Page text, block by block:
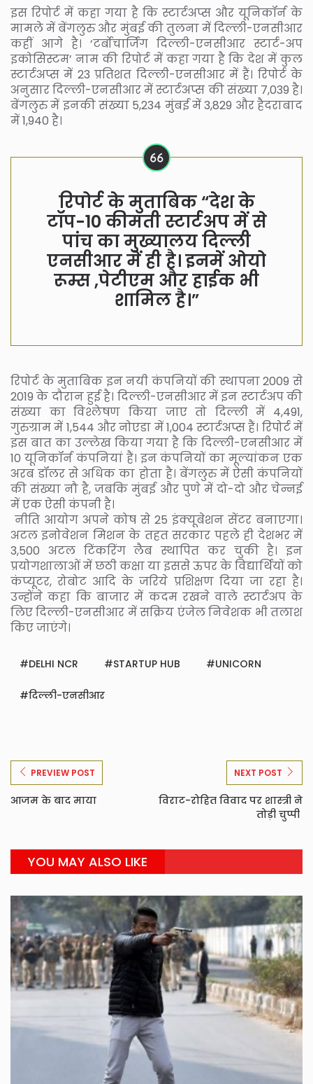
इस रिपोर्ट में कहा गया है कि स्टार्टअप्स और यूनिकॉर्न के
मामले में बेंगलुरु और मुंबई की तुलना में दिल्ली-एनसीआर
कहीं आगे है। ‘टर्बोचार्जिंग दिल्ली-एनसीआर स्टार्ट-अप
इकोसिस्टम’ नाम की रिपोर्ट में कहा गया है कि देश में कुल
स्टार्टअप्स में 23 प्रतिशत दिल्ली-एनसीआर में हैं। रिपोर्ट के
अनुसार दिल्ली-एनसीआर में स्टार्टअप्स की संख्या 7,039 है।
बेंगलुरु में इनकी संख्या 5,234 मुंबई में 3,829 और हैदराबाद
में 1,940 है।
रिपोर्ट के मुताबिक “देश के
टॉप-10 कीमती स्टार्टअप में से
पांच का मुख्यालय दिल्ली
एनसीआर में ही है। इनमें ओयो
रूम्स ,पेटीएम और हाईक भी
शामिल है।”
रिपोर्ट के मुताबिक इन नयी कंपनियों की स्थापना 2009 से
2019 के दौरान हुई है। दिल्ली-एनसीआर में इन स्टार्टअप की
संख्या का विश्लेषण किया जाए तो दिल्ली में 4,491,
गुरुग्राम में 1,544 और नोएडा में 1,004 स्टार्टअप्स हैं। रिपोर्ट में
इस बात का उल्लेख किया गया है कि दिल्ली-एनसीआर में
10 यूनिकॉर्न कंपनियां हैं। इन कंपनियों का मूल्यांकन एक
अरब डॉलर से अधिक का होता है। बेंगलुरु में ऐसी कंपनियों
की संख्या नौ है, जबकि मुंबई और पुणे में दो-दो और चेन्नई
में एक ऐसी कंपनी है।
नीति आयोग अपने कोष से 25 इंक्यूबेशन सेंटर बनाएगा।
अटल इनोवेशन मिशन के तहत सरकार पहले ही देशभर में
3,500 अटल टिंकरिंग लैब स्थापित कर चुकी है। इन
प्रयोगशालाओं में छठी कक्षा या इससे ऊपर के विद्यार्थियों को
कंप्यूटर, रोबोट आदि के जरिये प्रशिक्षण दिया जा रहा है।
उन्होंने कहा कि बाजार में कदम रखने वाले स्टार्टअप के
लिए दिल्ली-एनसीआर में सक्रिय एंजेल निवेशक भी तलाश
किए जाएंगे।
DELHI NCR STARTUP HUB UNICORN
दिल्ली-एनसीआर
PREVIEW POST
आजम के बाद माया
NEXT POST
विराट-रोहित विवाद पर शास्त्री ने
तोड़ी चुप्पी
YOU MAY ALSO LIKE